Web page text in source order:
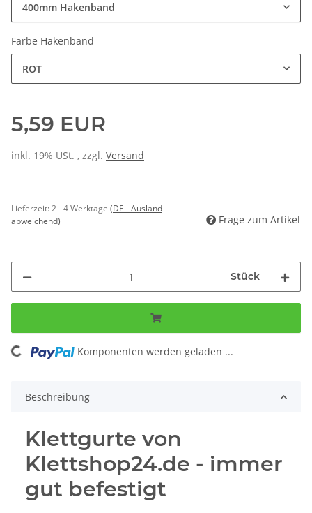
400mm Hakenband
Farbe Hakenband
ROT
5,59 EUR
inkl. 19% USt. , zzgl. Versand
Lieferzeit:2 - 4 Werktage (DE - Ausland
abweichend)
Frage zum Artikel
Stück
Komponenten werden geladen ...
Beschreibung
Klettgurte von
Klettshop24.de - immer
gut befestigt